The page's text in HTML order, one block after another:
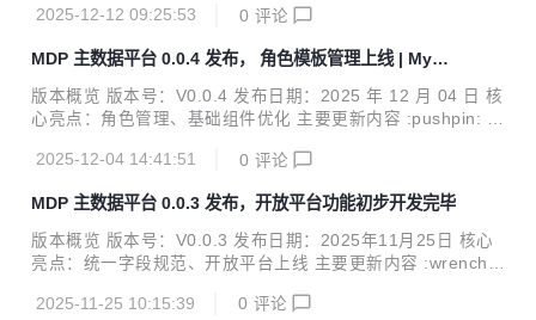
s://github.com/henhen6/mdp https://gitcode.com/henhen
新增功能(Feat) 开放平台正式重命名为开发者平台； 开发者
平台新增应用申请、撤回、应用管理、文档查看等功能接口；
完成开发者平台独立前端项目开发，支持应用申请、应用管
2025-12-12 09:25:53 0 评论
MDP 主数据平台 0.0.4 发布， 角色模板管理上线 | MyBa
tis-Flex 定制能力增强
版本概览 版本号：V0.0.4 发布日期：2025 年 12 月 04 日 核
心亮点：角色管理、基础组件优化 主要更新内容 :pushpin: 功
持模板权限回显、授权等核心操作，完善权限管控体系； 应用
持； 文件复制能力：实现文件复制功能，新增FileUploadCon
troller.copyFile接口，配套完善FileFacade、FileService层
实现； 岗位管理扩展：新增岗位状态修改及批量查询接口，优
标签展示...
2025-12-04 14:41:51 0 评论
MDP 主数据平台 0.0.3 发布，开放平台功能初步开发完毕
版本概览 版本号：V0.0.3 发布日期：2025年11月25日 核心
亮点：统一字段规范、开放平台上线 主要更新内容 :wrench:
ationId 字段统一重命名为 appId 更新相关接口参数名称及实
2025-11-25 10:15:39 0 评论